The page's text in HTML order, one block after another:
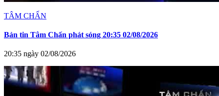
TÂM CHẤN
Bản tin Tâm Chấn phát sóng 20:35 02/08/2026
20:35 ngày 02/08/2026